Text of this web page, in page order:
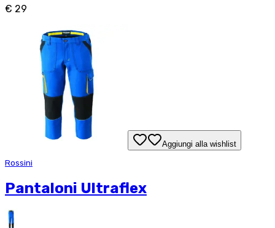
€ 29
Aggiungi alla wishlist
Rossini
Pantaloni Ultraflex